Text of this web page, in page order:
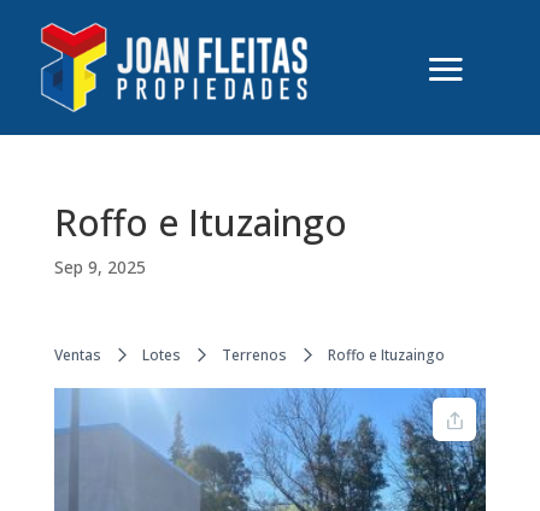
Roffo e Ituzaingo
Sep 9, 2025
Ventas Lotes Terrenos Roffo e Ituzaingo